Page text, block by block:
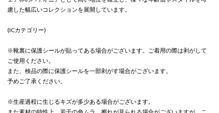
慮した幅広いコレクションを展開しています。
(ICカテゴリー)
※靴裏に保護シールが貼ってある場合がございます。ご着用の際は剥がして
ご使用ください。
また、検品の際に保護シールを一部剥がす場合がございます。
予めご了承ください。
※生産過程に生じるキズが多少ある場合がございます。